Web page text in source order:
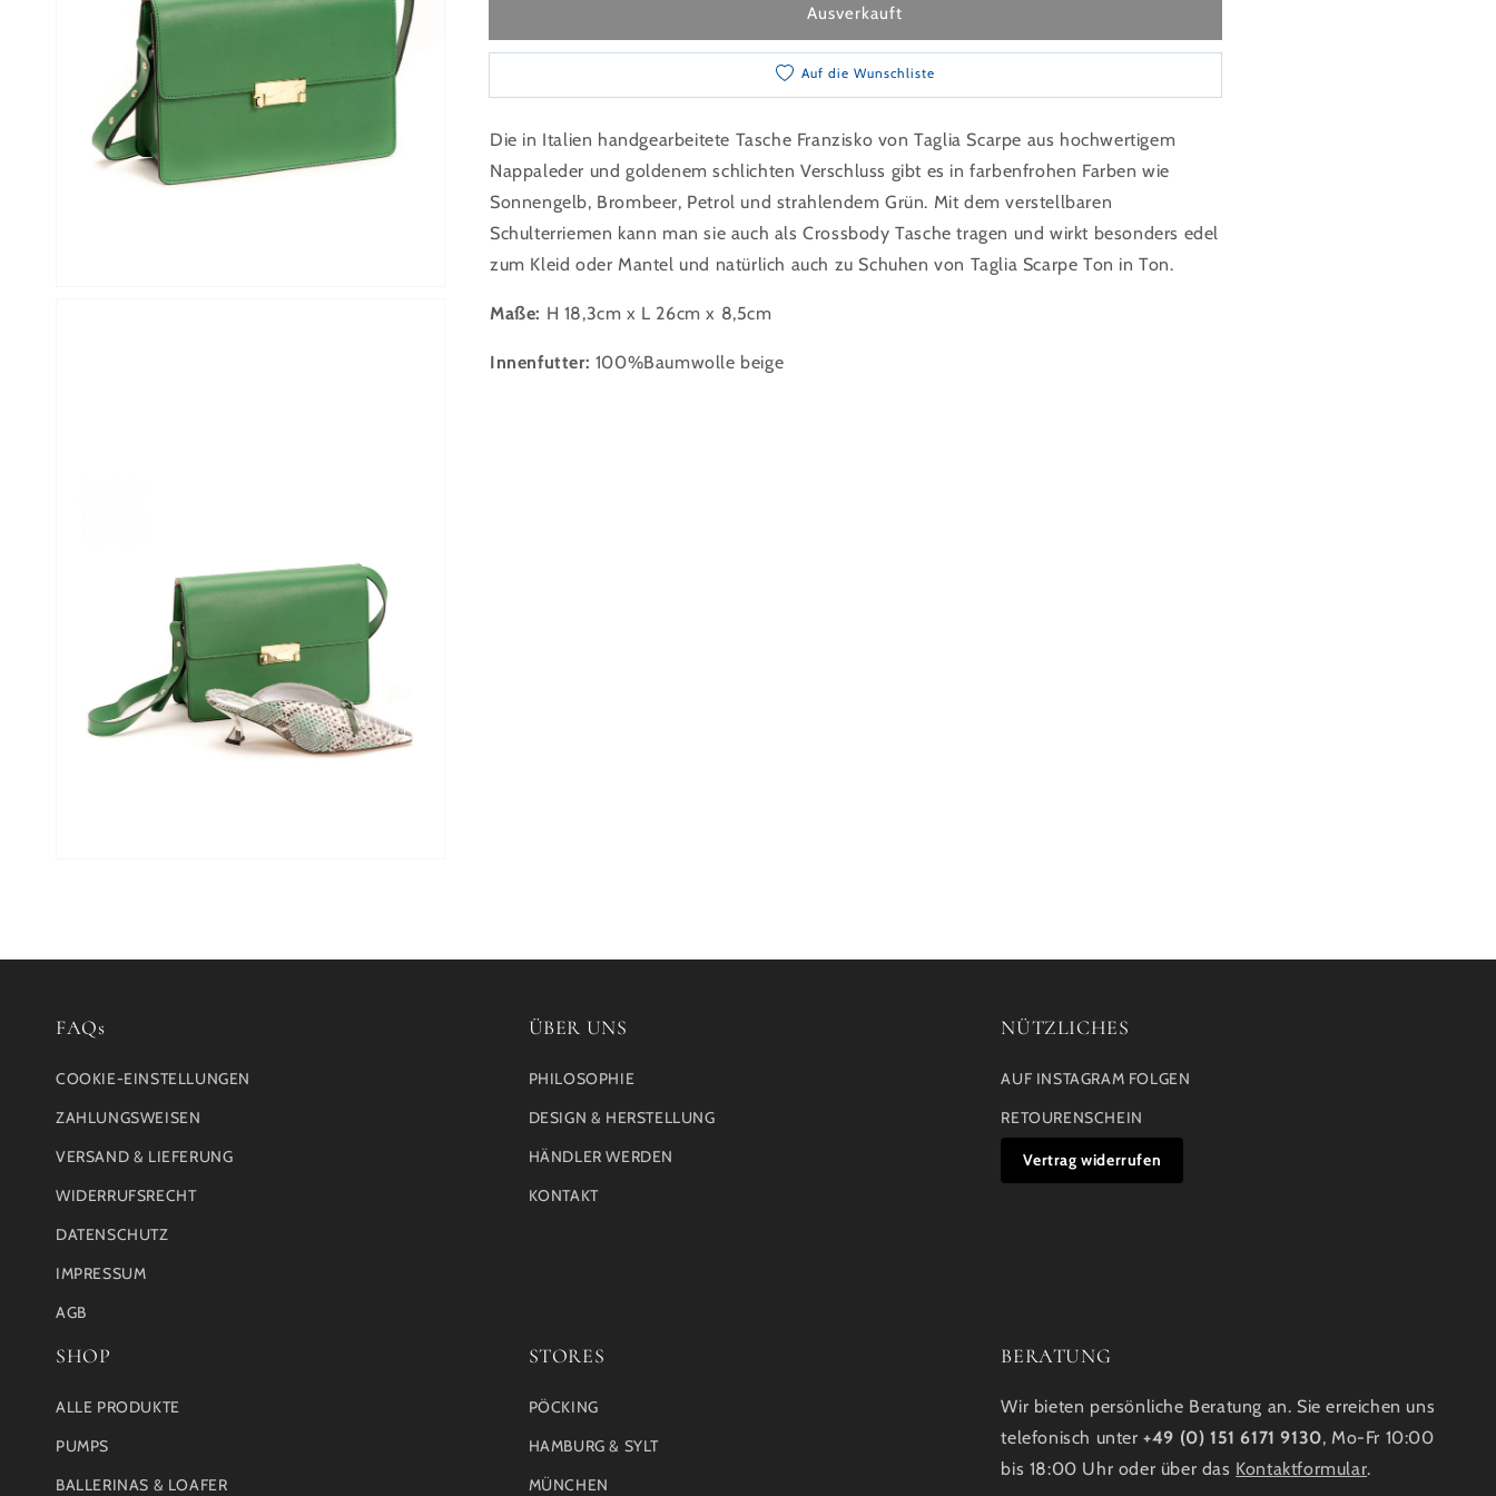
Medien 1 in Galerieansicht öffnen
Medien 2 in Galerieansicht öffnen
Ausverkauft
Auf die Wunschliste
Die in Italien handgearbeitete Tasche Franzisko von Taglia Scarpe aus hochwertigem
Nappaleder und goldenem schlichten Verschluss gibt es in farbenfrohen Farben wie
Sonnengelb, Brombeer, Petrol und strahlendem Grün. Mit dem verstellbaren
Schulterriemen kann man sie auch als Crossbody Tasche tragen und wirkt besonders edel
zum Kleid oder Mantel und natürlich auch zu Schuhen von Taglia Scarpe Ton in Ton.
Maße: H 18,3cm x L 26cm x 8,5cm
Innenfutter: 100%Baumwolle beige
FAQs
COOKIE-EINSTELLUNGEN
ZAHLUNGSWEISEN
VERSAND & LIEFERUNG
WIDERRUFSRECHT
DATENSCHUTZ
IMPRESSUM
AGB
ÜBER UNS
PHILOSOPHIE
DESIGN & HERSTELLUNG
HÄNDLER WERDEN
KONTAKT
NÜTZLICHES
AUF INSTAGRAM FOLGEN
RETOURENSCHEIN
Vertrag widerrufen
SHOP
ALLE PRODUKTE
PUMPS
BALLERINAS & LOAFER
STORES
PÖCKING
HAMBURG & SYLT
MÜNCHEN
BERATUNG
Wir bieten persönliche Beratung an. Sie erreichen uns
telefonisch unter+49 (0) 151 6171 9130, Mo-Fr 10:00
bis 18:00 Uhr oder über das Kontaktformular.